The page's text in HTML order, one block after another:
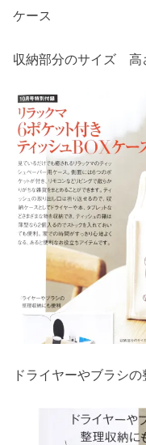
ケース
収納部分のサイズ 高
ドライヤーやブラシ